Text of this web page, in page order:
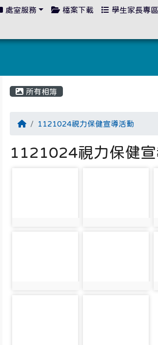
所有相簿
1121024視力保健宣導活動
1121024視力保健宣
處室服務 檔案下載 學生家長專區